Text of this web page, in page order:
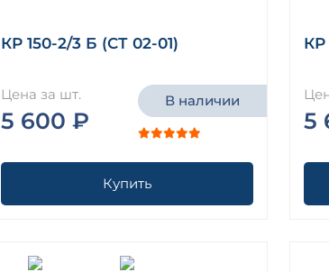
КР 150-2/3 Б (СТ 02-01)
Цена за шт.
5 600 ₽
В наличии
Купить
КР
5